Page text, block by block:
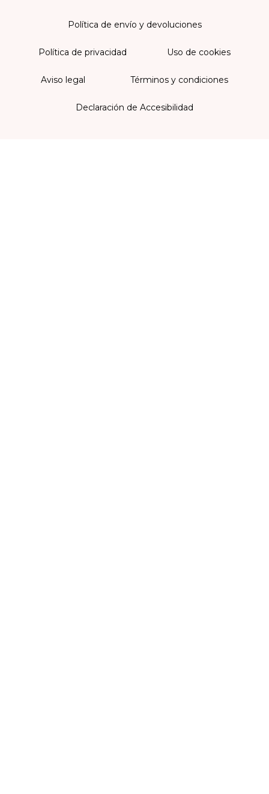
Política de envío y devoluciones
Política de privacidad Uso de cookies
Aviso legal Términos y condiciones
Declaración de Accesibilidad